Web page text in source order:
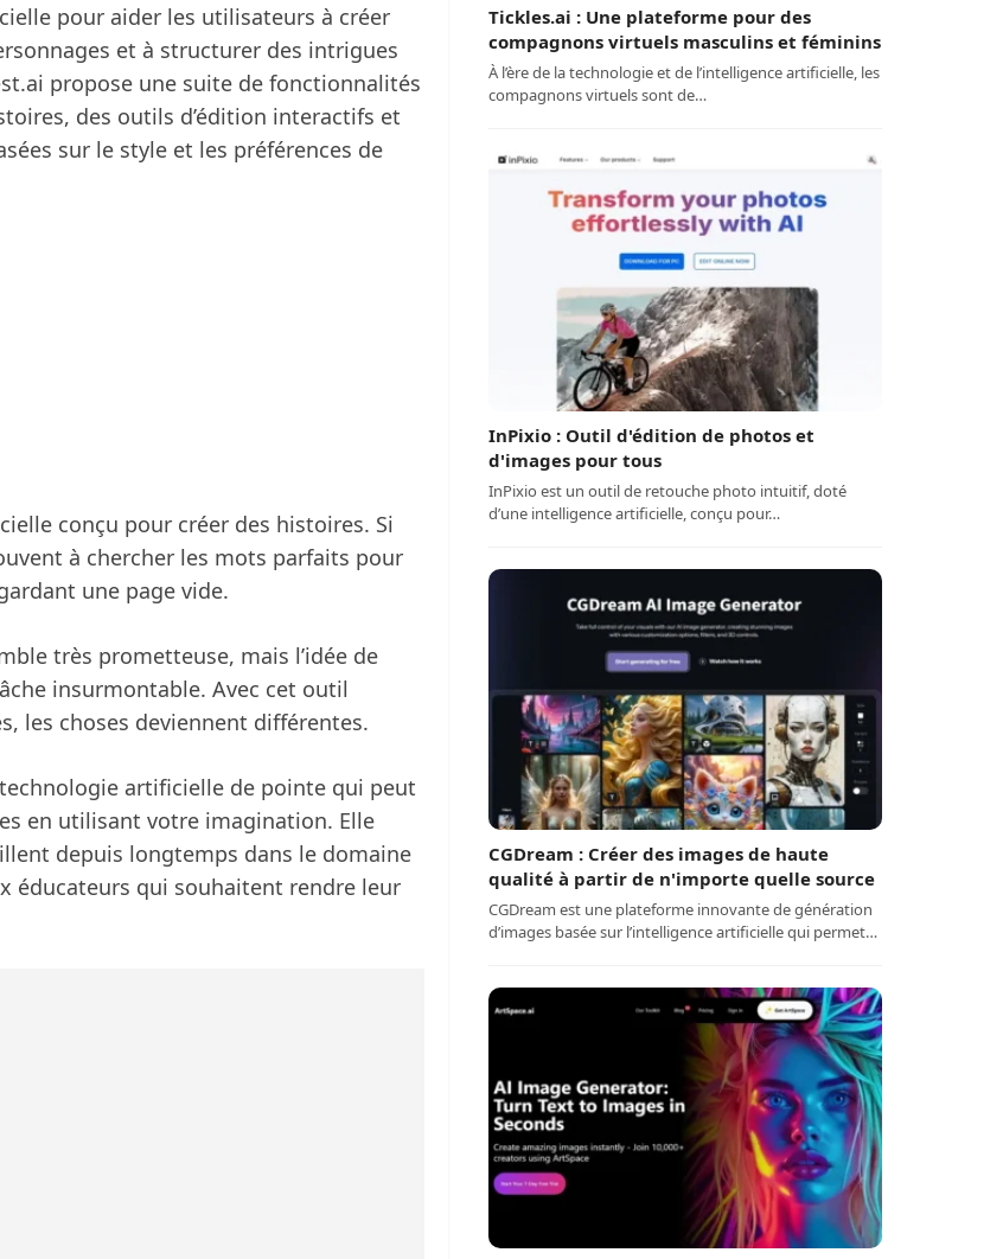
pour aider les utilisateurs à créer
et à structurer des intrigues
propose une suite de fonctionnalités
des outils d’édition interactifs et
sur le style et les préférences de
conçu pour créer des histoires. Si
à chercher les mots parfaits pour
une page vide.
très prometteuse, mais l’idée de
insurmontable. Avec cet outil
les choses deviennent différentes.
artificielle de pointe qui peut
en utilisant votre imagination. Elle
depuis longtemps dans le domaine
éducateurs qui souhaitent rendre leur
Tickles.ai : Une plateforme pour des
compagnons virtuels masculins et féminins
À l’ère de la technologie et de l’intelligence artificielle, les
compagnons virtuels sont de…
InPixio : Outil d'édition de photos et
d'images pour tous
InPixio est un outil de retouche photo intuitif, doté
d’une intelligence artificielle, conçu pour…
CGDream : Créer des images de haute
qualité à partir de n'importe quelle source
CGDream est une plateforme innovante de génération
d’images basée sur l’intelligence artificielle qui permet…